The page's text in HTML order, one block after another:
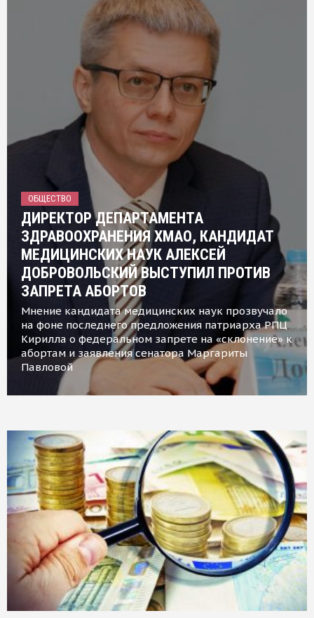
ОБЩЕСТВО
ДИРЕКТОР ДЕПАРТАМЕНТА
ЗДРАВООХРАНЕНИЯ ХМАО, КАНДИДАТ
МЕДИЦИНСКИХ НАУК АЛЕКСЕЙ
ДОБРОВОЛЬСКИЙ ВЫСТУПИЛ ПРОТИВ
ЗАПРЕТА АБОРТОВ
Мнение кандидата медицинских наук прозвучало
на фоне последнего предложения патриарха РПЦ
Кирилла о федеральном запрете на «склонение» к
абортам и заявления сенатора Маргариты
Павловой